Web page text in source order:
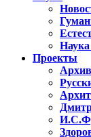
Проекты